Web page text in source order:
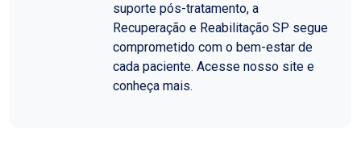
suporte pós-tratamento, a
Recuperação e Reabilitação SP segue
comprometido com o bem-estar de
cada paciente. Acesse nosso site e
conheça mais.